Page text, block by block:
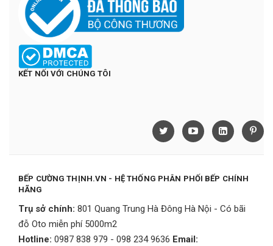
KẾT NỐI VỚI CHÚNG TÔI
BẾP CƯỜNG THỊNH.VN - HỆ THỐNG PHÂN PHỐI BẾP CHÍNH
HÃNG
Trụ sở chính: 801 Quang Trung Hà Đông Hà Nội - Có bãi
đỗ Oto miễn phí 5000m2
Hotline: 0987 838 979 - 098 234 9636 Email: